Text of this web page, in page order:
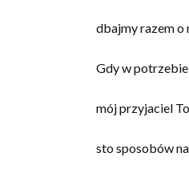
dbajmy razem o
Gdy w
mój przyjaciel
sto sposobów